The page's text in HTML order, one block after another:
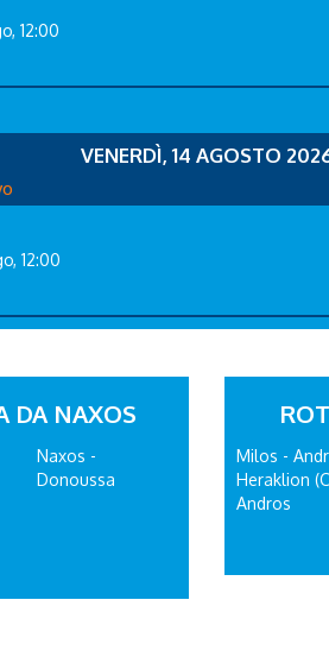
12:00
VENERDÌ, 14 AGOSTO
12:00
DA NAXOS
Naxos -
Donoussa
Milos -
Heraklion
Andros